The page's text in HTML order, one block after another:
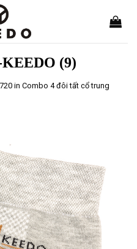
(9)
in Combo 4 đôi tất cổ trung